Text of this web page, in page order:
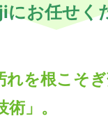
にお任せく
れを根こそ
」。